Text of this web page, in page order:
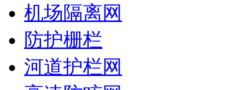
机场隔离网
防护栅栏
河道护栏网